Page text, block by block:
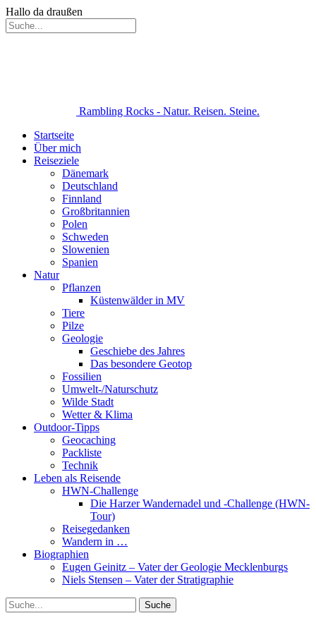
Hallo da draußen
Rambling Rocks - Natur. Reisen. Steine.
Startseite
Über mich
Reiseziele
Dänemark
Deutschland
Finnland
Großbritannien
Polen
Schweden
Slowenien
Spanien
Natur
Pflanzen
Küstenwälder in MV
Tiere
Pilze
Geologie
Geschiebe des Jahres
Das besondere Geotop
Fossilien
Umwelt-/Naturschutz
Wilde Stadt
Wetter & Klima
Outdoor-Tipps
Geocaching
Packliste
Technik
Leben als Reisende
HWN-Challenge
Die Harzer Wandernadel und -Challenge (HWN-
Tour)
Reisegedanken
Wandern in …
Biographien
Eugen Geinitz – Vater der Geologie Mecklenburgs
Niels Stensen – Vater der Stratigraphie